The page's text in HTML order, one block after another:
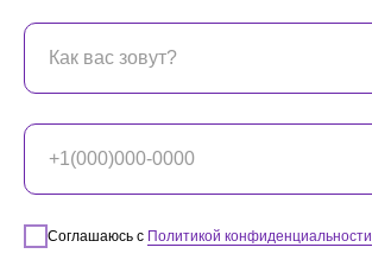
Соглашаюсь с Политикой конфиденциальности